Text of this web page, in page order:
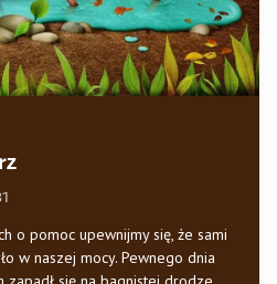
o pomoc upewnijmy się, że sami
w naszej mocy. Pewnego dnia